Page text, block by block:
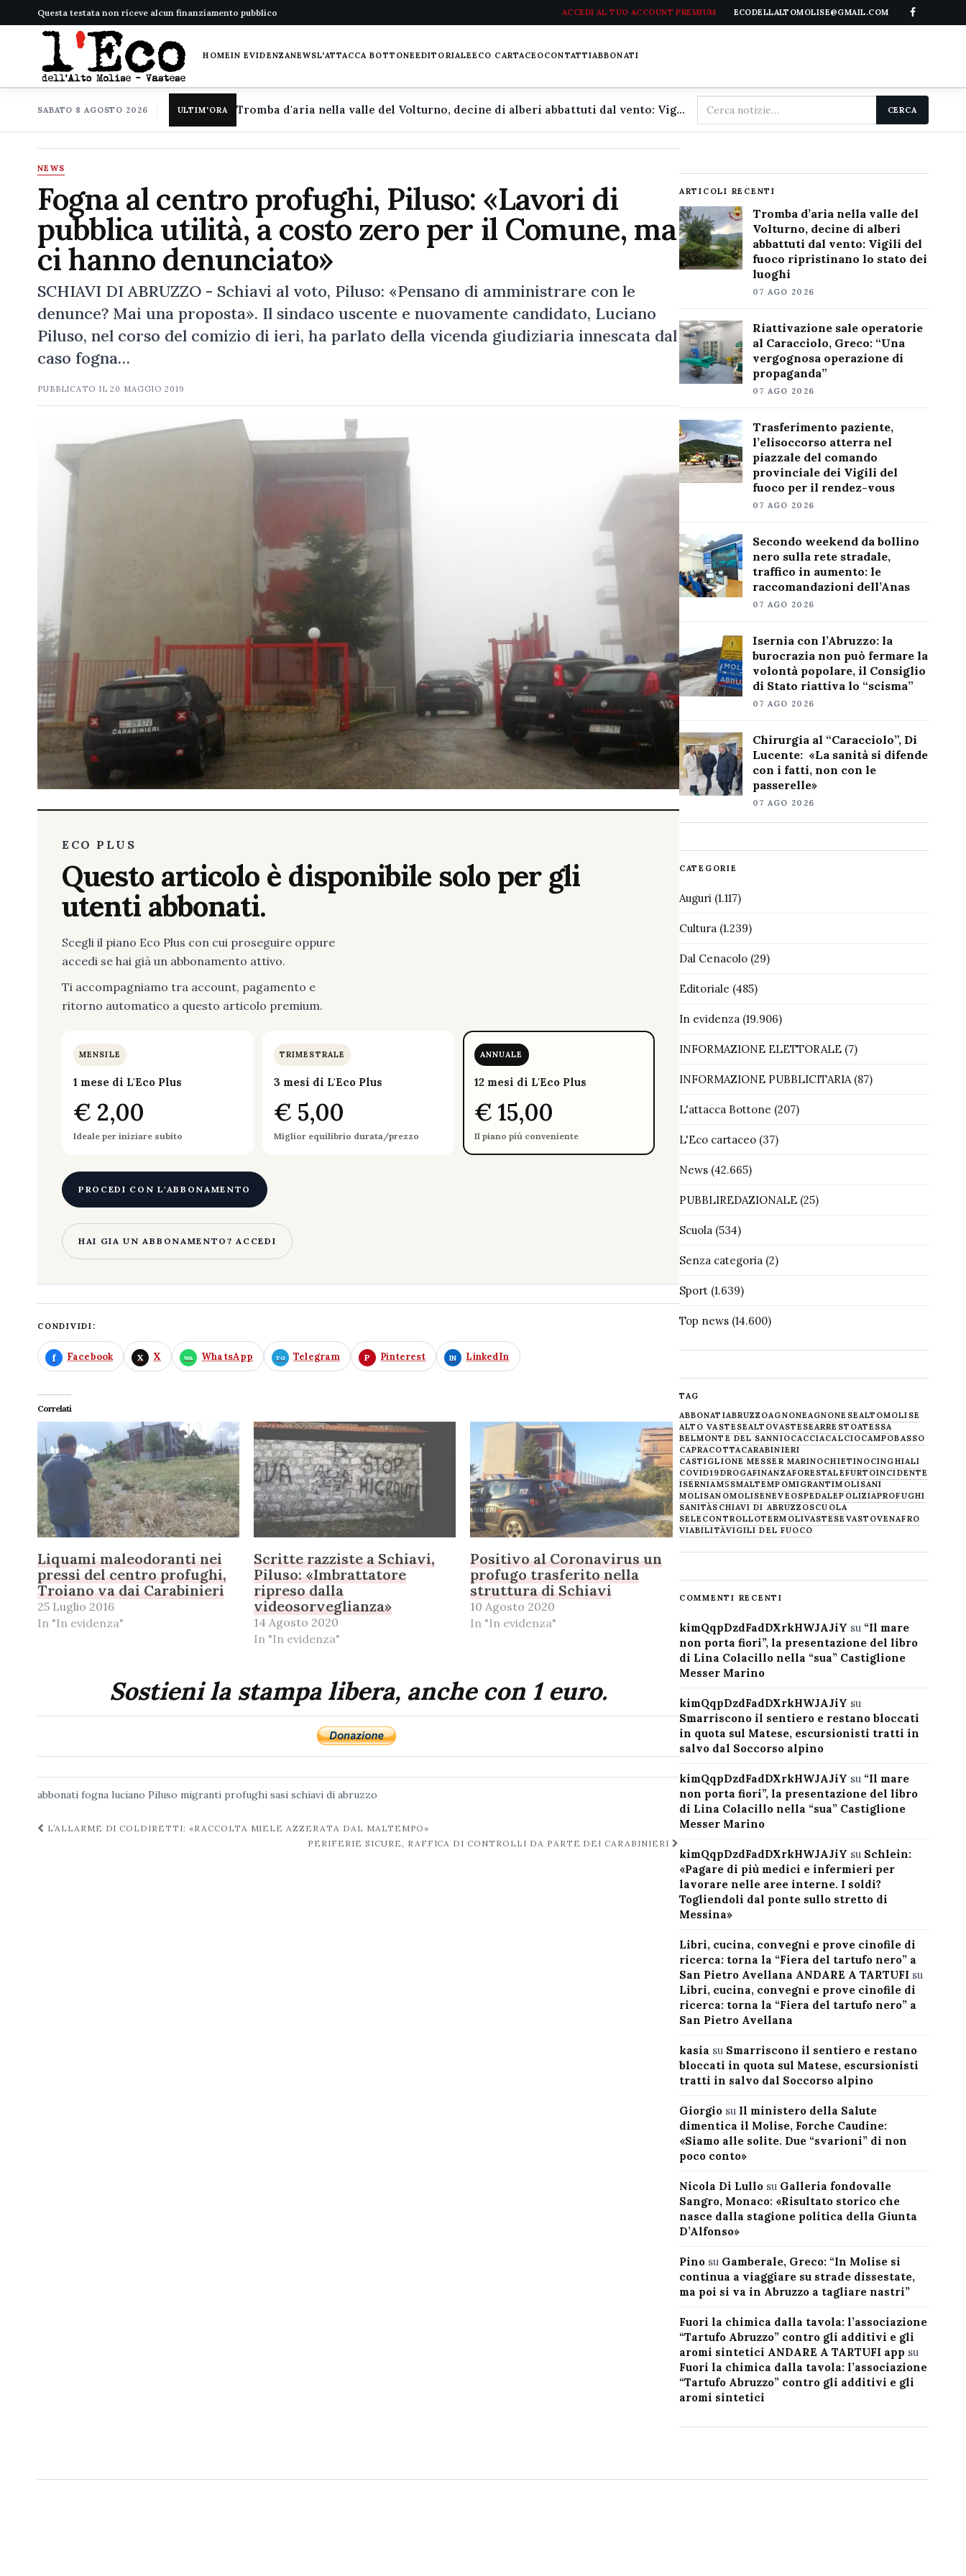
Questa testata non riceve alcun finanziamento pubblico ACCEDI AL TUO ACCOUNT PREMIUM ECODELLALTOMOLISE@GMAIL.COM
HOMEIN EVIDENZANEWSL'ATTACCA BOTTONEEDITORIALEECO CARTACEOCONTATTIABBONATI
SABATO 8 AGOSTO 2026 ULTIM'ORA Tromba d'aria nella valle del Volturno, decine di alberi abbattuti dal vento: Vigili del fuoco ripristinano lo stato dei luoghi
Cerca
nel
CERCA
NEWS
Fogna al centro profughi, Piluso: «Lavori di
pubblica utilità, a costo zero per il Comune, ma
ci hanno denunciato»
SCHIAVI DI ABRUZZO - Schiavi al voto, Piluso: «Pensano di amministrare con le
denunce? Mai una proposta». Il sindaco uscente e nuovamente candidato, Luciano
Piluso, nel corso del comizio di ieri, ha parlato della vicenda giudiziaria innescata dal
caso fogna…
PUBBLICATO IL20 MAGGIO 2019
ECO PLUS
Questo articolo è disponibile solo per gli
utenti abbonati.
Scegli il piano Eco Plus con cui proseguire oppure
accedi se hai già un abbonamento attivo.
Ti accompagniamo tra account, pagamento e
ritorno automatico a questo articolo premium.
MENSILE
1 mese di L'Eco Plus
€ 2,00
Ideale per iniziare subito
TRIMESTRALE
3 mesi di L'Eco Plus
€ 5,00
Miglior equilibrio durata/prezzo
ANNUALE
12 mesi di L'Eco Plus
€ 15,00
Il piano più conveniente
PROCEDI CON L'ABBONAMENTO
HAI GIA UN ABBONAMENTO? ACCEDI
CONDIVIDI:
Facebook X WhatsApp Telegram Pinterest LinkedIn
Correlati
Liquami maleodoranti nei
pressi del centro profughi,
Troiano va dai Carabinieri
25 Luglio 2016
In "In evidenza"
Scritte razziste a Schiavi,
Piluso: «Imbrattatore
ripreso dalla
videosorveglianza»
14 Agosto 2020
In "In evidenza"
Positivo al Coronavirus un
profugo trasferito nella
struttura di Schiavi
10 Agosto 2020
In "In evidenza"
Sostieni la stampa libera, anche con 1 euro.
abbonati fogna luciano Piluso migranti profughi sasi schiavi di abruzzo
Navigazione
L’ALLARME DI COLDIRETTI: «RACCOLTA MIELE AZZERATA DAL MALTEMPO»
PERIFERIE SICURE, RAFFICA DI CONTROLLI DA PARTE DEI CARABINIERI
ARTICOLI RECENTI
Tromba d’aria nella valle del
Volturno, decine di alberi
abbattuti dal vento: Vigili del
fuoco ripristinano lo stato dei
luoghi
07 AGO 2026
Riattivazione sale operatorie
al Caracciolo, Greco: “Una
vergognosa operazione di
propaganda”
07 AGO 2026
Trasferimento paziente,
l’elisoccorso atterra nel
piazzale del comando
provinciale dei Vigili del
fuoco per il rendez-vous
07 AGO 2026
Secondo weekend da bollino
nero sulla rete stradale,
traffico in aumento: le
raccomandazioni dell’Anas
07 AGO 2026
Isernia con l’Abruzzo: la
burocrazia non può fermare la
volontà popolare, il Consiglio
di Stato riattiva lo “scisma”
07 AGO 2026
Chirurgia al “Caracciolo”, Di
Lucente: «La sanità si difende
con i fatti, non con le
passerelle»
07 AGO 2026
CATEGORIE
Auguri(1.117)
Cultura(1.239)
Dal Cenacolo(29)
Editoriale (485)
In evidenza(19.906)
INFORMAZIONE ELETTORALE(7)
INFORMAZIONE PUBBLICITARIA(87)
L'attacca Bottone (207)
L'Eco cartaceo(37)
News(42.665)
PUBBLIREDAZIONALE(25)
Scuola(534)
Senza categoria(2)
Sport(1.639)
Top news(14.600)
TAG
ABBONATIABRUZZOAGNONEAGNONESEALTOMOLISE
ALTO VASTESEALTOVASTESEARRESTOATESSA
BELMONTE DEL SANNIOCACCIACALCIOCAMPOBASSO
CAPRACOTTACARABINIERI
CASTIGLIONE MESSER MARINOCHIETINOCINGHIALI
COVID19DROGAFINANZAFORESTALEFURTOINCIDENTE
ISERNIAM5SMALTEMPOMIGRANTIMOLISANI
MOLISANOMOLISENEVE OSPEDALEPOLIZIAPROFUGHI
SANITÀSCHIAVI DI ABRUZZOSCUOLA
SELECONTROLLOTERMOLIVASTESE VASTOVENAFRO
VIABILITÀVIGILI DEL FUOCO
COMMENTI RECENTI
kimQqpDzdFadDXrkHWJAJiY su “Il mare
non porta fiori”, la presentazione del libro
di Lina Colacillo nella “sua” Castiglione
Messer Marino
kimQqpDzdFadDXrkHWJAJiY su
Smarriscono il sentiero e restano bloccati
in quota sul Matese, escursionisti tratti in
salvo dal Soccorso alpino
kimQqpDzdFadDXrkHWJAJiY su “Il mare
non porta fiori”, la presentazione del libro
di Lina Colacillo nella “sua” Castiglione
Messer Marino
kimQqpDzdFadDXrkHWJAJiY su Schlein:
«Pagare di più medici e infermieri per
lavorare nelle aree interne. I soldi?
Togliendoli dal ponte sullo stretto di
Messina»
Libri, cucina, convegni e prove cinofile di
ricerca: torna la “Fiera del tartufo nero” a
San Pietro Avellana ANDARE A TARTUFI su
Libri, cucina, convegni e prove cinofile di
ricerca: torna la “Fiera del tartufo nero” a
San Pietro Avellana
kasia su Smarriscono il sentiero e restano
bloccati in quota sul Matese, escursionisti
tratti in salvo dal Soccorso alpino
Giorgiosu Il ministero della Salute
dimentica il Molise, Forche Caudine:
«Siamo alle solite. Due “svarioni” di non
poco conto»
Nicola Di Lullosu Galleria fondovalle
Sangro, Monaco: «Risultato storico che
nasce dalla stagione politica della Giunta
D’Alfonso»
Pinosu Gamberale, Greco: “In Molise si
continua a viaggiare su strade dissestate,
ma poi si va in Abruzzo a tagliare nastri”
Fuori la chimica dalla tavola: l’associazione
“Tartufo Abruzzo” contro gli additivi e gli
aromi sintetici ANDARE A TARTUFI app su
Fuori la chimica dalla tavola: l’associazione
“Tartufo Abruzzo” contro gli additivi e gli
aromi sintetici